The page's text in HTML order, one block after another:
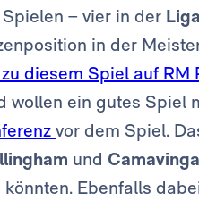
– vier in der Liga
in der
diesem Spiel auf RM
wollen ein gutes Spiel
vor dem Spiel.
und Camavinga
Ebenfalls